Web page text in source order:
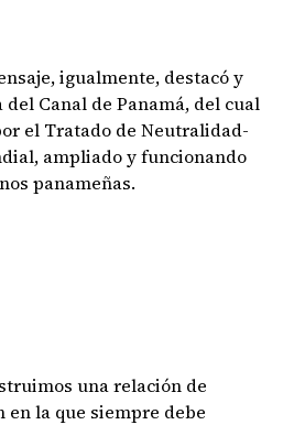
igualmente, destacó y
Canal de Panamá, del cual
el Tratado de Neutralidad-
ampliado y funcionando
panameñas.
una relación de
en la que siempre debe